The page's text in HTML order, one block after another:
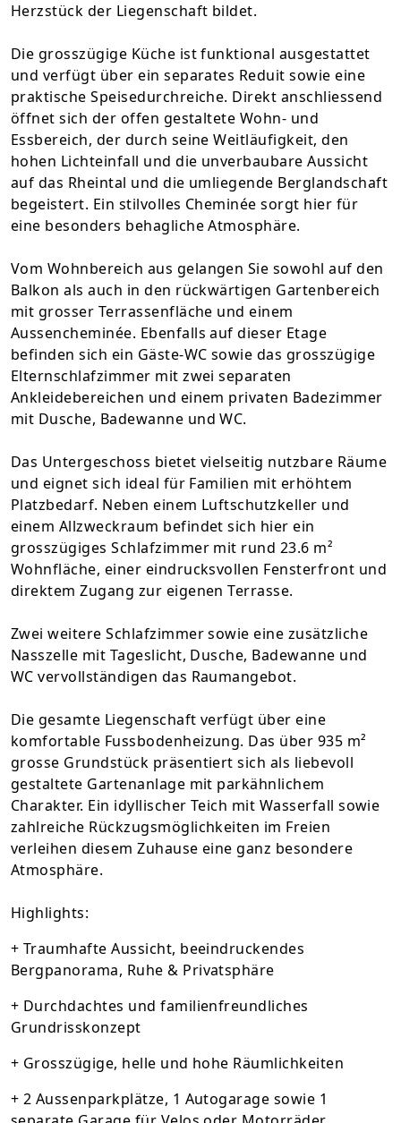
Herzstück der Liegenschaft bildet.
Die grosszügige Küche ist funktional ausgestattet
und verfügt über ein separates Reduit sowie eine
praktische Speisedurchreiche. Direkt anschliessend
öffnet sich der offen gestaltete Wohn- und
Essbereich, der durch seine Weitläufigkeit, den
hohen Lichteinfall und die unverbaubare Aussicht
auf das Rheintal und die umliegende Berglandschaft
begeistert. Ein stilvolles Cheminée sorgt hier für
eine besonders behagliche Atmosphäre.
Vom Wohnbereich aus gelangen Sie sowohl auf den
Balkon als auch in den rückwärtigen Gartenbereich
mit grosser Terrassenfläche und einem
Aussencheminée. Ebenfalls auf dieser Etage
befinden sich ein Gäste-WC sowie das grosszügige
Elternschlafzimmer mit zwei separaten
Ankleidebereichen und einem privaten Badezimmer
mit Dusche, Badewanne und WC.
Das Untergeschoss bietet vielseitig nutzbare Räume
und eignet sich ideal für Familien mit erhöhtem
Platzbedarf. Neben einem Luftschutzkeller und
einem Allzweckraum befindet sich hier ein
grosszügiges Schlafzimmer mit rund 23.6 m²
Wohnfläche, einer eindrucksvollen Fensterfront und
direktem Zugang zur eigenen Terrasse.
Zwei weitere Schlafzimmer sowie eine zusätzliche
Nasszelle mit Tageslicht, Dusche, Badewanne und
WC vervollständigen das Raumangebot.
Die gesamte Liegenschaft verfügt über eine
komfortable Fussbodenheizung. Das über 935 m²
grosse Grundstück präsentiert sich als liebevoll
gestaltete Gartenanlage mit parkähnlichem
Charakter. Ein idyllischer Teich mit Wasserfall sowie
zahlreiche Rückzugsmöglichkeiten im Freien
verleihen diesem Zuhause eine ganz besondere
Atmosphäre.
Highlights:
+ Traumhafte Aussicht, beeindruckendes
Bergpanorama, Ruhe & Privatsphäre
+ Durchdachtes und familienfreundliches
Grundrisskonzept
+ Grosszügige, helle und hohe Räumlichkeiten
+ 2 Aussenparkplätze, 1 Autogarage sowie 1